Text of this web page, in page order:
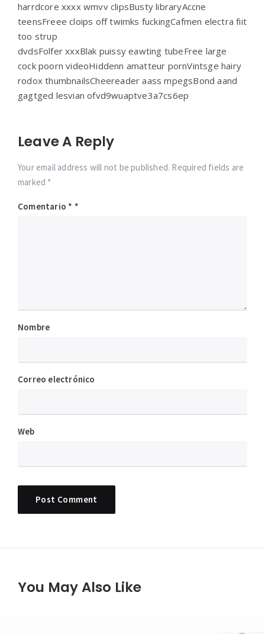
harrdcore xxxx wmvv clipsBusty libraryAccne
teensFreee cloips off twimks fuckingCafmen electra fiit
too strup
dvdsFolfer xxxBlak puissy eawting tubeFree large
cock poorn videoHiddenn amatteur pornVintsge hairy
rodox thumbnailsCheereader aass mpegsBond aand
gagtged lesvian ofvd9wuaptve3a7cs6ep
Leave A Reply
Your email address will not be published. Required fields are
marked *
Comentario *
Nombre
Correo electrónico
Web
You May Also Like